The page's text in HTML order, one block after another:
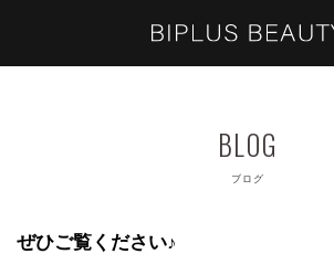
ブログ
ぜひご覧ください♪